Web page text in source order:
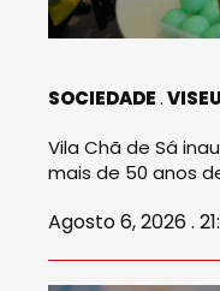
SOCIEDADE VISEU
Vila Chã de Sá
mais de 50 anos
Agosto 6, 2026 .